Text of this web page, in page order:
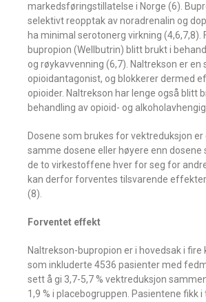
markedsføringstillatelse i Norge (6).
selektivt reopptak av noradrenalin og
ha minimal serotonerg virkning (4,6,7,8).
bupropion (Wellbutrin) blitt brukt i
og røykavvenning (6,7). Naltrekson er en
opioidantagonist, og blokkerer dermed
opioider. Naltrekson har lenge også blitt
behandling av opioid- og
Dosene som brukes for vektreduksjon
samme dosene eller høyere enn dosene
de to virkestoffene hver for seg for
kan derfor forventes tilsvarende
(8).
Forventet effekt
Naltrekson-bupropion er i hovedsak i fire
som inkluderte 4536 pasienter med
sett å gi 3,7-5,7 % vektreduksjon
1,9 % i placebogruppen. Pasientene fikk